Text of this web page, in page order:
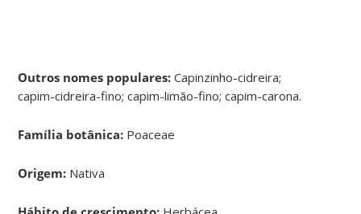
Outros nomes populares: Capinzinho-cidreira;
capim-cidreira-fino; capim-limão-fino; capim-carona.
Família botânica: Poaceae
Origem: Nativa